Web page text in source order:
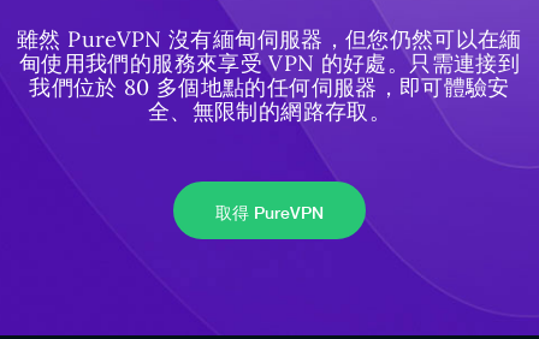
雖然 PureVPN 沒有緬甸伺服器，但您仍然可以在緬
甸使用我們的服務來享受 VPN 的好處。只需連接到
我們位於 80 多個地點的任何伺服器，即可體驗安
全、無限制的網路存取。
取得 PureVPN